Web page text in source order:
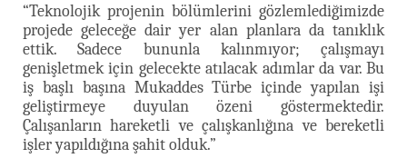
“Teknolojik projenin bölümlerini gözlemlediğimizde
projede geleceğe dair yer alan planlara da tanıklık
ettik. Sadece bununla kalınmıyor; çalışmayı
genişletmek için gelecekte atılacak adımlar da var. Bu
iş başlı başına Mukaddes Türbe içinde yapılan işi
geliştirmeye duyulan özeni göstermektedir.
Çalışanların hareketli ve çalışkanlığına ve bereketli
işler yapıldığına şahit olduk.”